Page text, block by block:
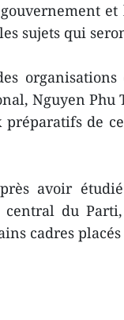
sujets qui
Nguyen Phu
de
avoir
central du
cadres placés